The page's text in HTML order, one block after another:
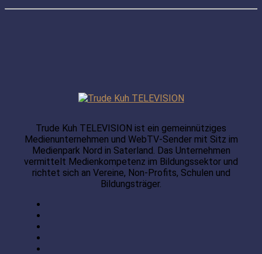
Trude Kuh TELEVISION ist ein gemeinnütziges
Medienunternehmen und WebTV-Sender mit Sitz im
Medienpark Nord in Saterland. Das Unternehmen
vermittelt Medienkompetenz im Bildungssektor und
richtet sich an Vereine, Non-Profits, Schulen und
Bildungsträger.